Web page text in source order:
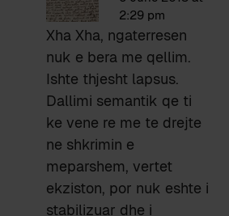
2:29 pm
Xha Xha, ngaterresen
nuk e bera me qellim.
Ishte thjesht lapsus.
Dallimi semantik qe ti
ke vene re me te drejte
ne shkrimin e
meparshem, vertet
ekziston, por nuk eshte i
stabilizuar dhe i